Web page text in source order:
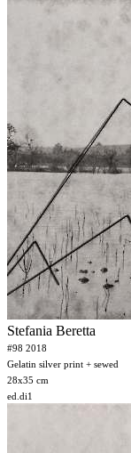
Stefania Beretta
#98 2018
Gelatin silver print + sewed
28x35 cm
ed.di1